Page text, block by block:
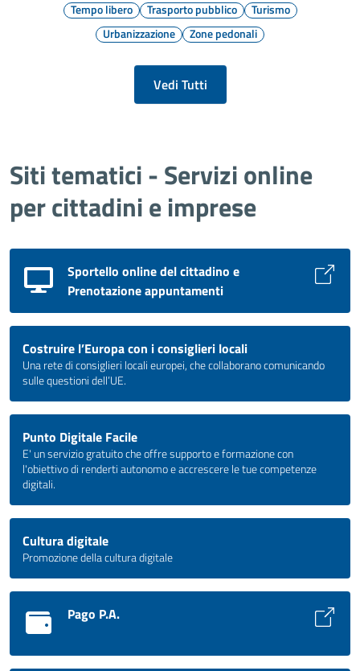
Tempo libero
Trasporto pubblico
Turismo
Urbanizzazione
Zone pedonali
Vedi Tutti
Siti tematici - Servizi online
per cittadini e imprese
Sportello online del cittadino e
Prenotazione appuntamenti
Costruire l’Europa con i consiglieri locali
Una rete di consiglieri locali europei, che collaborano comunicando
sulle questioni dell’UE.
Punto Digitale Facile
E' un servizio gratuito che offre supporto e formazione con
l'obiettivo di renderti autonomo e accrescere le tue competenze
digitali.
Cultura digitale
Promozione della cultura digitale
Pago P.A.